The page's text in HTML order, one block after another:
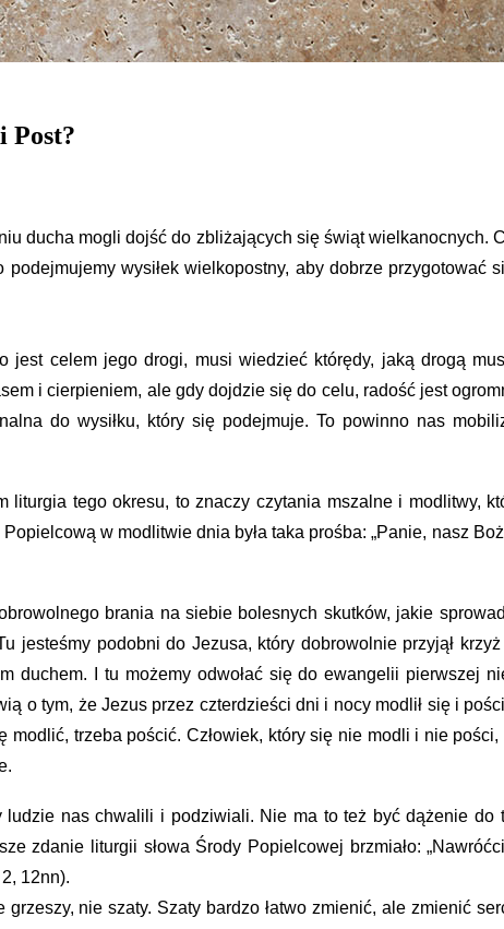
Post?
ducha mogli dojść do zbliżających się świąt wielkanocnych.
wysiłek wielkopostny, aby dobrze przygotować
celem jego drogi, musi wiedzieć którędy, jaką drogą
i cierpieniem, ale gdy dojdzie się do celu, radość jest
do wysiłku, który się podejmuje. To powinno nas
tego okresu, to znaczy czytania mszalne i modlitwy,
w modlitwie dnia była taka prośba: „Panie, nasz
brania na siebie bolesnych skutków, jakie
jesteśmy podobni do Jezusa, który dobrowolnie przyjął
duchem. I tu możemy odwołać się do ewangelii pierwszej
tym, że Jezus przez czterdzieści dni i nocy modlił się i
trzeba pościć. Człowiek, który się nie modli i nie
nas chwalili i podziwiali. Nie ma to też być dążenie do
zdanie liturgii słowa Środy Popielcowej brzmiało:
12nn).
nie szaty. Szaty bardzo łatwo zmienić, ale zmienić